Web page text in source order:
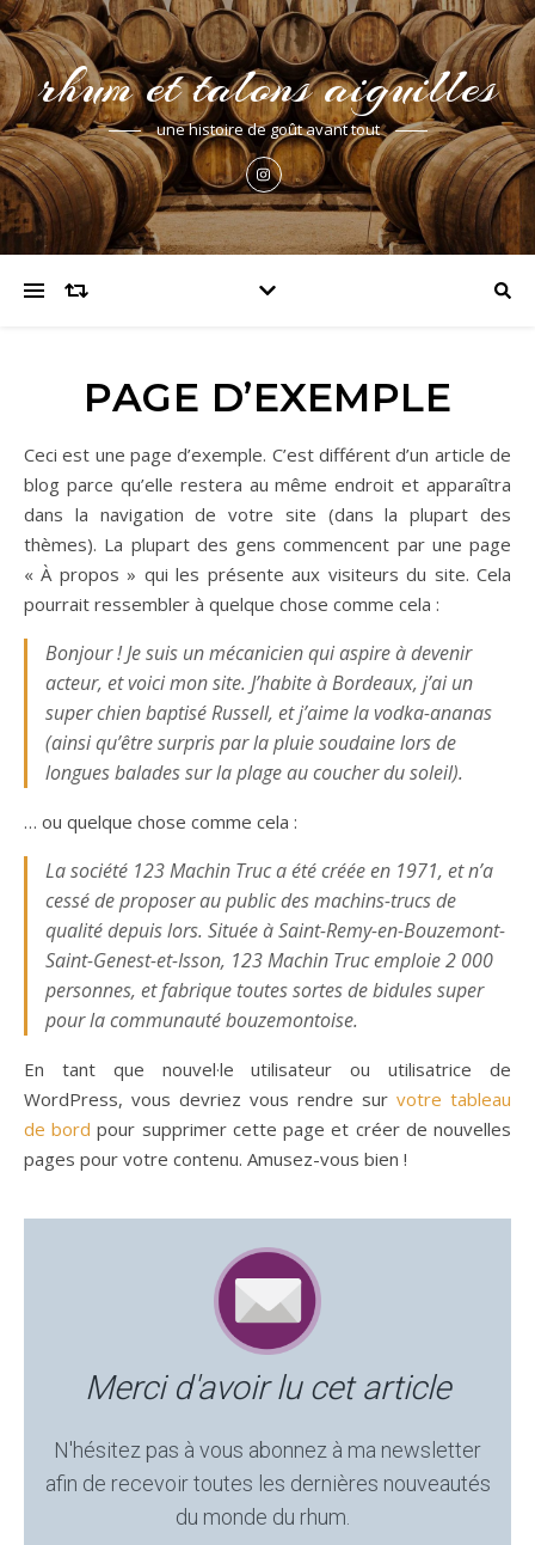
rhum et talons aiguilles
une histoire de goût avant tout
PAGE D’EXEMPLE
Ceci est une page d’exemple. C’est différent d’un article de
blog parce qu’elle restera au même endroit et apparaîtra
dans la navigation de votre site (dans la plupart des
thèmes). La plupart des gens commencent par une page
« À propos » qui les présente aux visiteurs du site. Cela
pourrait ressembler à quelque chose comme cela :
Bonjour ! Je suis un mécanicien qui aspire à devenir
acteur, et voici mon site. J’habite à Bordeaux, j’ai un
super chien baptisé Russell, et j’aime la vodka-ananas
(ainsi qu’être surpris par la pluie soudaine lors de
longues balades sur la plage au coucher du soleil).
… ou quelque chose comme cela :
La société 123 Machin Truc a été créée en 1971, et n’a
cessé de proposer au public des machins-trucs de
qualité depuis lors. Située à Saint-Remy-en-Bouzemont-
Saint-Genest-et-Isson, 123 Machin Truc emploie 2 000
personnes, et fabrique toutes sortes de bidules super
pour la communauté bouzemontoise.
En tant que nouvel·le utilisateur ou utilisatrice de
WordPress, vous devriez vous rendre sur votre tableau
de bord pour supprimer cette page et créer de nouvelles
pages pour votre contenu. Amusez-vous bien !
Merci d'avoir lu cet article
N'hésitez pas à vous abonnez à ma newsletter
afin de recevoir toutes les dernières nouveautés
du monde du rhum.